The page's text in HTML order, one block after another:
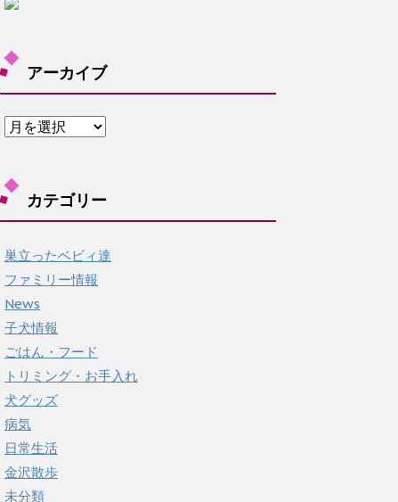
アーカイブ
ア
ー
イ
ブ
カテゴリー
巣立ったベビィ達
ファミリー情報
News
子犬情報
ごはん・フード
トリミング・お手入れ
犬グッズ
病気
日常生活
金沢散歩
未分類